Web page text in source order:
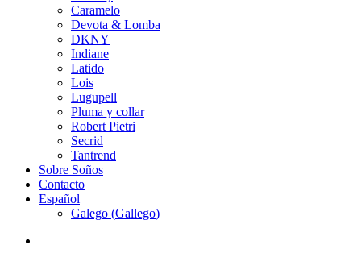
Caramelo
Devota & Lomba
DKNY
Indiane
Latido
Lois
Lugupell
Pluma y collar
Robert Pietri
Secrid
Tantrend
Sobre Soños
Contacto
Español
Galego (Gallego)